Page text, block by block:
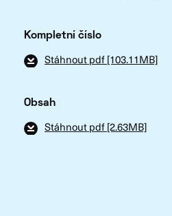
Kompletní číslo
Stáhnout pdf [103.11MB]
Obsah
Stáhnout pdf [2.63MB]